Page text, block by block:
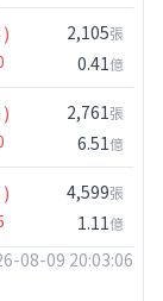
2,105張
0.41億
2,761張
6.51億
4,599張
1.11億
08-09 20:03:06